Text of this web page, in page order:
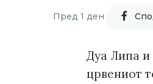
Пред 1 ден
Дуа Липа и
црвениот